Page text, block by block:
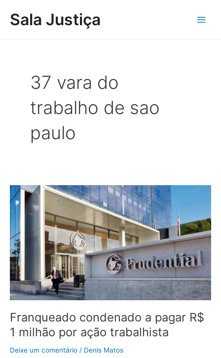
paraSala Justiça
37 vara do
trabalho de sao
paulo
Franqueado condenado a pagar R$
1 milhão por ação trabalhista
Deixe um comentário / Denis Matos
Franqueado
condenado
a
R$
milhão
por
ação
trabalhista